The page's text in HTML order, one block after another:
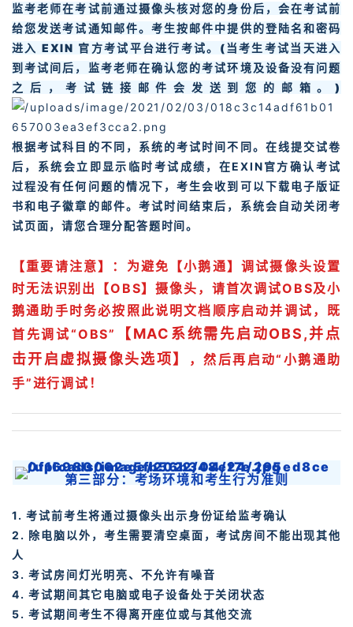
监考老师在考试前通过摄像头核对您的身份后，会在考试前
给您发送考试通知邮件。考生按邮件中提供的登陆名和密码
进入 EXIN 官方考试平台进行考试。(当考生考试当天进入
到考试间后，监考老师在确认您的考试环境及设备没有问题
之后，考试链接邮件会发送到您的邮箱。)
根据考试科目的不同，系统的考试时间不同。在线提交试卷
后，系统会立即显示临时考试成绩，在EXIN官方确认考试
过程没有任何问题的情况下，考生会收到可以下载电子版证
书和电子徽章的邮件。考试时间结束后，系统会自动关闭考
试页面，请您合理分配答题时间。
【重要请注意】：为避免【小鹅通】调试摄像头设置
时无法识别出【OBS】摄像头，请首次调试OBS及小
鹅通助手时务必按照此说明文档顺序启动并调试，既
首先调试“OBS”
【MAC系统需先启动OBS,并点
击开启虚拟摄像头选项】
，然后再启动“小鹅通助
手”进行调试！
第三部分：考场环境和考生行为准则
1. 考试前考生将通过摄像头出示身份证给监考确认
2. 除电脑以外，考生需要清空桌面，考试房间不能出现其他
人
3. 考试房间灯光明亮、不允许有噪音
4. 考试期间其它电脑或电子设备处于关闭状态
5. 考试期间考生不得离开座位或与其他交流